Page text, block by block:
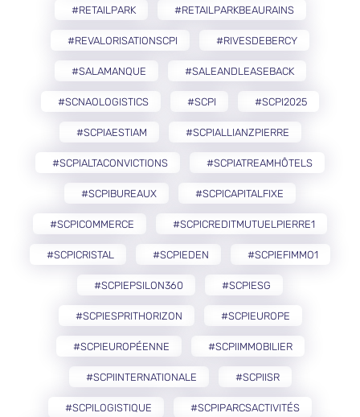
#RETAILPARK #RETAILPARKBEAURAINS
#REVALORISATIONSCPI #RIVESDEBERCY
#SALAMANQUE #SALEANDLEASEBACK
#SCNAOLOGISTICS #SCPI #SCPI2025
#SCPIAESTIAM #SCPIALLIANZPIERRE
#SCPIALTACONVICTIONS #SCPIATREAMHÔTELS
#SCPIBUREAUX #SCPICAPITALFIXE
#SCPICOMMERCE #SCPICREDITMUTUELPIERRE1
#SCPICRISTAL #SCPIEDEN #SCPIEFIMMO1
#SCPIEPSILON360 #SCPIESG
#SCPIESPRITHORIZON #SCPIEUROPE
#SCPIEUROPÉENNE #SCPIIMMOBILIER
#SCPIINTERNATIONALE #SCPIISR
#SCPILOGISTIQUE #SCPIPARCSACTIVITÉS